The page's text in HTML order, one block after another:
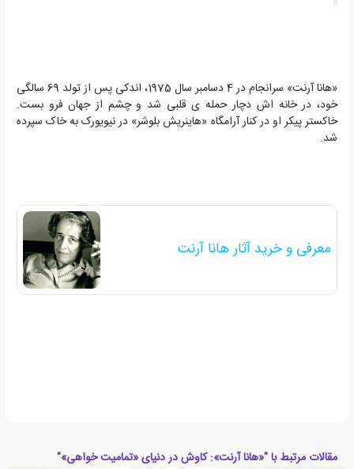
«هانا آرنت» سرانجام در 4 دسامبر سال 1975، اندکی پس از تولد 69 سالگی
خود، در خانه اش دچار حمله ی قلبی شد و چشم از جهان فرو بست.
خاکستر پیکر او در کنار آرامگاه «هاینریش بلوشر» در نیویورک به خاک سپرده
شد.
معرفی و خرید آثار هانا آرنت
مقالات مرتبط با "«هانا آرنت»: کاوش در دنیای «تمامیت خواهی»"